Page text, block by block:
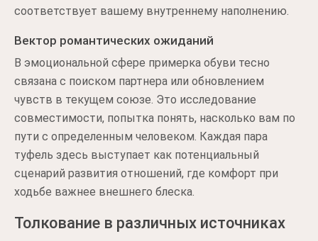
соответствует вашему внутреннему наполнению.
Вектор романтических ожиданий
В эмоциональной сфере примерка обуви тесно
связана с поиском партнера или обновлением
чувств в текущем союзе. Это исследование
совместимости, попытка понять, насколько вам по
пути с определенным человеком. Каждая пара
туфель здесь выступает как потенциальный
сценарий развития отношений, где комфорт при
ходьбе важнее внешнего блеска.
Толкование в различных источниках